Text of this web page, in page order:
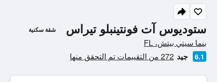
ستوديوس آت فونتينبلو تيراس شقة سكنية
تقييم فئة 0
بنما سيتي بيتش، FL
6.1 جيد 272 من التقييمات تم التحقق منها